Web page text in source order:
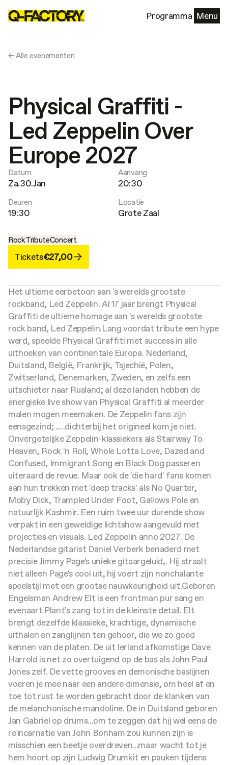
Programma Menu
← Alle evenementen
Physical Graffiti -
Led Zeppelin Over
Europe 2027
Datum
Za.30.Jan
Aanvang
20:30
Deuren
19:30
Locatie
Grote Zaal
RockTributeConcert
Tickets€27,00
Het ultieme eerbetoon aan 's werelds grootste
rockband, Led Zeppelin. Al 17 jaar brengt Physical
Graffiti de ultieme homage aan 's werelds grootste
rock band, Led Zeppelin.Lang voordat tribute een hype
werd, speelde Physical Graffiti met success in alle
uithoeken van continentale Europa. Nederland,
Duitsland, België, Frankrijk, Tsjechië, Polen,
Zwitserland, Denemarken, Zweden, en zelfs een
uitschieter naar Rusland; al deze landen hebben de
energieke live show van Physical Graffiti al meerder
malen mogen meemaken. De Zeppelin fans zijn
eensgezind; .....dichterbij het origineel kom je niet.
Onvergetelijke Zeppelin-klassiekers als Stairway To
Heaven, Rock 'n Roll, Whole Lotta Love, Dazed and
Confused, Immigrant Song en Black Dog passeren
uiteraard de revue. Maar ook de 'die hard' fans komen
aan hun trekken met 'deep tracks' als No Quarter,
Moby Dick, Trampled Under Foot, Gallows Pole en
natuurlijk Kashmir. Een ruim twee uur durende show
verpakt in een geweldige lichtshow aangevuld met
projecties en visuals. Led Zeppelin anno 2027. De
Nederlandse gitarist Daniel Verberk benaderd met
precisie Jimmy Page's unieke gitaargeluid,. Hij straalt
niet alleen Page's cool uit, hij voert zijn nonchalante
speelstijl met een grootse nauwkeurigheid uit.Geboren
Engelsman Andrew Elt is een frontman pur sang en
evenaart Plant's zang tot in de kleinste detail. Elt
brengt dezelfde klassieke, krachtige, dynamische
uithalen en zanglijnen ten gehoor, die we zo goed
kennen van de platen. De uit Ierland afkomstige Dave
Harrold is net zo overtuigend op de bas als John Paul
Jones zelf. De vette grooves en demonische baslijnen
voeren je mee naar een andere dimensie, om heel af en
toe tot rust te worden gebracht door de klanken van
de melanchonische mandoline. De in Duitsland geboren
Jan Gabriel op drums...om te zeggen dat hij wel eens de
reïncarnatie van John Bonham zou kunnen zijn is
misschien een beetje overdreven...maar wacht tot je
hem hoort op zijn Ludwig Drumkit en pauken tijdens